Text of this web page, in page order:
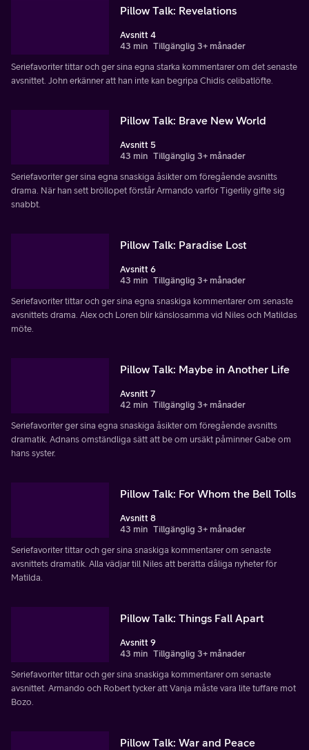
Pillow Talk: Revelations
Avsnitt 4
43 min Tillgänglig 3+ månader
Seriefavoriter tittar och ger sina egna starka kommentarer om det senaste
avsnittet. John erkänner att han inte kan begripa Chidis celibatlöfte.
Pillow Talk: Brave New World
Avsnitt 5
43 min Tillgänglig 3+ månader
Seriefavoriter ger sina egna snaskiga åsikter om föregående avsnitts
drama. När han sett bröllopet förstår Armando varför Tigerlily gifte sig
snabbt.
Pillow Talk: Paradise Lost
Avsnitt 6
43 min Tillgänglig 3+ månader
Seriefavoriter tittar och ger sina egna snaskiga kommentarer om senaste
avsnittets drama. Alex och Loren blir känslosamma vid Niles och Matildas
möte.
Pillow Talk: Maybe in Another Life
Avsnitt 7
42 min Tillgänglig 3+ månader
Seriefavoriter ger sina egna snaskiga åsikter om föregående avsnitts
dramatik. Adnans omständliga sätt att be om ursäkt påminner Gabe om
hans syster.
Pillow Talk: For Whom the Bell Tolls
Avsnitt 8
43 min Tillgänglig 3+ månader
Seriefavoriter tittar och ger sina snaskiga kommentarer om senaste
avsnittets dramatik. Alla vädjar till Niles att berätta dåliga nyheter för
Matilda.
Pillow Talk: Things Fall Apart
Avsnitt 9
43 min Tillgänglig 3+ månader
Seriefavoriter tittar och ger sina snaskiga kommentarer om senaste
avsnittet. Armando och Robert tycker att Vanja måste vara lite tuffare mot
Bozo.
Pillow Talk: War and Peace